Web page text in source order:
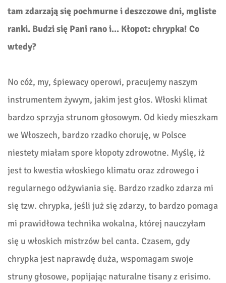
tam zdarzają się pochmurne i deszczowe dni, mgliste
ranki. Budzi się Pani rano i... Kłopot: chrypka! Co
wtedy?
No cóż, my, śpiewacy operowi, pracujemy naszym
instrumentem żywym, jakim jest głos. Włoski klimat
bardzo sprzyja strunom głosowym. Od kiedy mieszkam
we Włoszech, bardzo rzadko choruję, w Polsce
niestety miałam spore kłopoty zdrowotne. Myślę, iż
jest to kwestia włoskiego klimatu oraz zdrowego i
regularnego odżywiania się. Bardzo rzadko zdarza mi
się tzw. chrypka, jeśli już się zdarzy, to bardzo pomaga
mi prawidłowa technika wokalna, której nauczyłam
się u włoskich mistrzów bel canta. Czasem, gdy
chrypka jest naprawdę duża, wspomagam swoje
struny głosowe, popijając naturalne tisany z erisimo.